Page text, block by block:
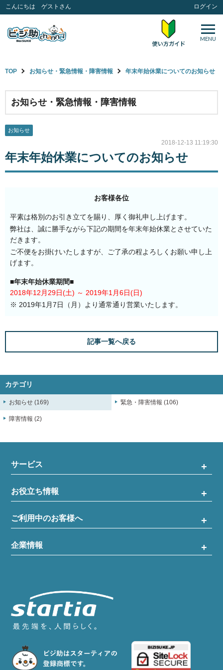
こんにちは ゲストさん ログイン
MENU
TOP お知らせ・緊急情報・障害情報 年末年始休業についてのお知らせ
お知らせ・緊急情報・障害情報
お知らせ
2018-12-13 11:19:30
年末年始休業についてのお知らせ
お客様各位
平素は格別のお引き立てを賜り、厚く御礼申し上げます。
弊社は、誠に勝手ながら下記の期間を年末年始休業とさせていた
だきます。
ご不便をお掛けいたしますが、ご了承の程よろしくお願い申し上
げます。
■年末年始休業期間■
2018年12月29日(土) ～ 2019年1月6日(日)
※ 2019年1月7日（月）より通常通り営業いたします。
記事一覧へ戻る
カテゴリ
お知らせ (169) 緊急・障害情報 (106)
障害情報 (2)
サービス
お役立ち情報
ご利用中のお客様へ
企業情報